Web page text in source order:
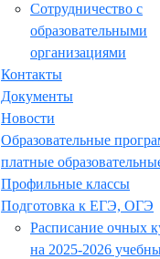
Сотрудничество с
образовательными
организациями
Контакты
Документы
Новости
Образовательные
платные
Профильные классы
Подготовка к ЕГЭ, ОГЭ
Расписание очных
на 2025-2026